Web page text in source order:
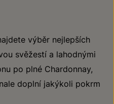
výběr nejlepších
svěžestí a lahodnými
po plné Chardonnay,
doplní jakýkoli pokrm